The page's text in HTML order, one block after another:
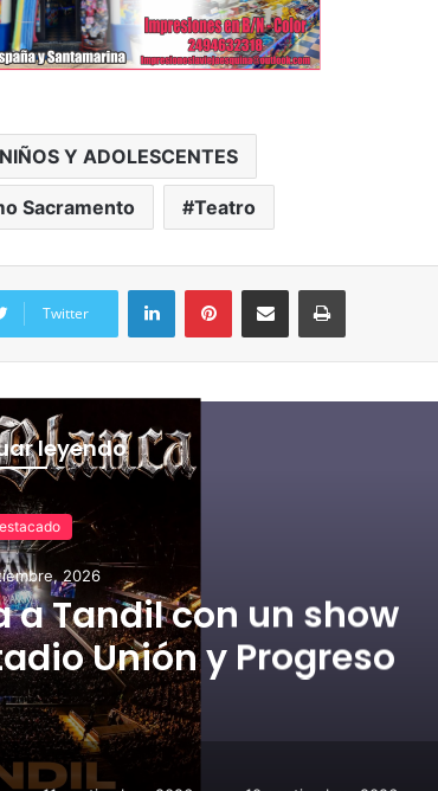
Y ADOLESCENTES
Sacramento Teatro
Twitter
leyendo
2026
a Tandil con un show
Unión y Progreso